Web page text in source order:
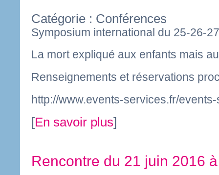
Catégorie : Conférences
Symposium international du 25-26-
La mort expliqué aux enfants mais
Renseignements et réservations
http://www.events-services.fr/
[En savoir plus]
Rencontre du 21 juin 2016